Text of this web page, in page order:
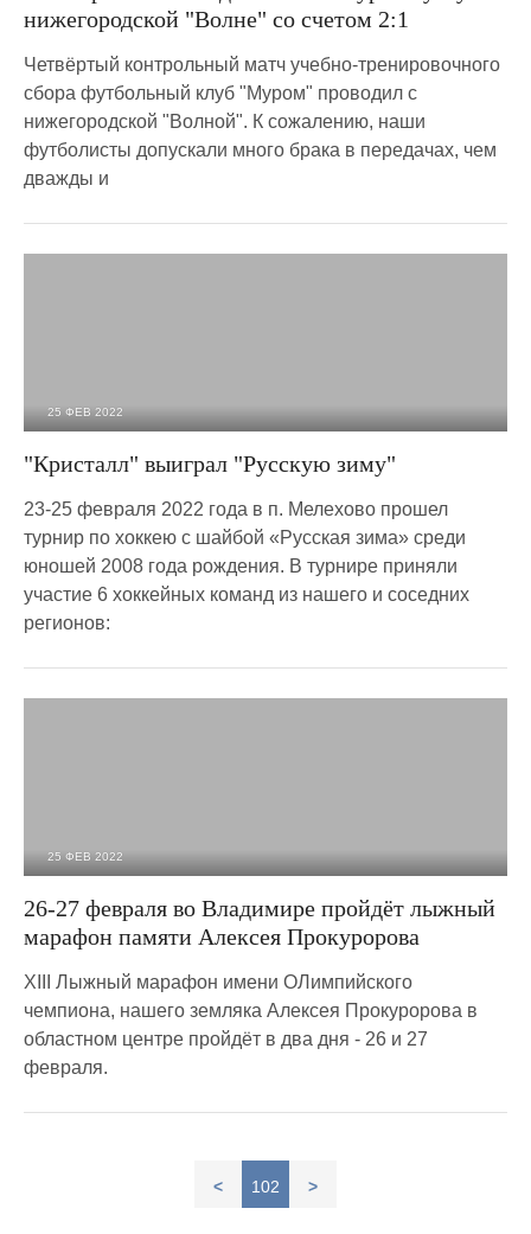
нижегородской "Волне" со счетом 2:1
Четвёртый контрольный матч учебно-тренировочного
сбора футбольный клуб "Муром" проводил с
нижегородской "Волной". К сожалению, наши
футболисты допускали много брака в передачах, чем
дважды и
25 ФЕВ 2022
"Кристалл" выиграл "Русскую зиму"
23-25 февраля 2022 года в п. Мелехово прошел
турнир по хоккею с шайбой «Русская зима» среди
юношей 2008 года рождения. В турнире приняли
участие 6 хоккейных команд из нашего и соседних
регионов:
25 ФЕВ 2022
26-27 февраля во Владимире пройдёт лыжный
марафон памяти Алексея Прокуророва
XIII Лыжный марафон имени ОЛимпийского
чемпиона, нашего земляка Алексея Прокуророва в
областном центре пройдёт в два дня - 26 и 27
февраля.
< 102 >